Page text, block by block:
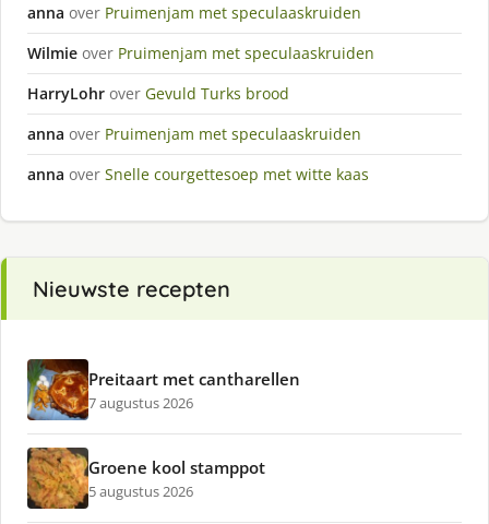
anna over Pruimenjam met speculaaskruiden
Wilmie over Pruimenjam met speculaaskruiden
HarryLohr over Gevuld Turks brood
anna over Pruimenjam met speculaaskruiden
anna over Snelle courgettesoep met witte kaas
Nieuwste recepten
Preitaart met cantharellen
7 augustus 2026
Groene kool stamppot
5 augustus 2026